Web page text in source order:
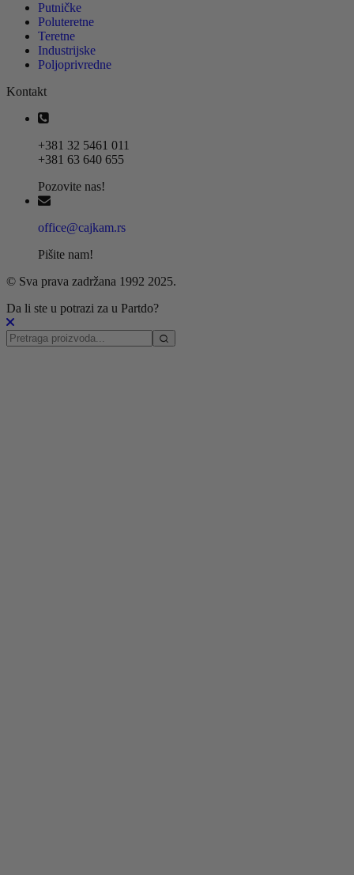
Putničke
Poluteretne
Teretne
Industrijske
Poljoprivredne
Kontakt
+381 32 5461 011
+381 63 640 655
Pozovite nas!
office@cajkam.rs
Pišite nam!
© Sva prava zadržana 1992 2025.
Da li ste u potrazi za u Partdo?